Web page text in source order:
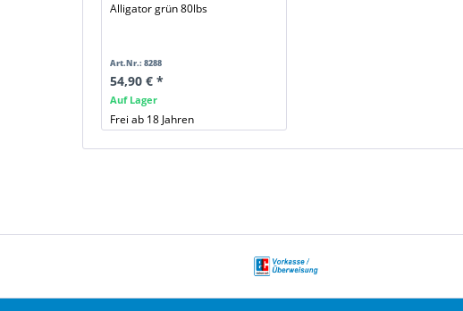
Alligator grün 80lbs
Art.Nr.: 8288
54,90 € *
Auf Lager
Frei ab 18 Jahren